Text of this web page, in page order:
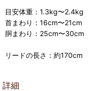
目安体重：1.3kg〜2.4kg
首まわり：16cm〜21cm
胴まわり：25cm〜30cm
リードの長さ：約170cm
詳細